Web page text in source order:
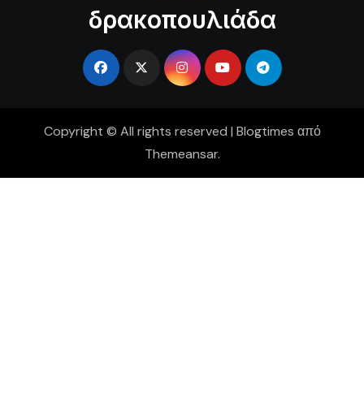
δρακοπουλιάδα
Copyright © All rights reserved | Blogtimes από
Themeansar.